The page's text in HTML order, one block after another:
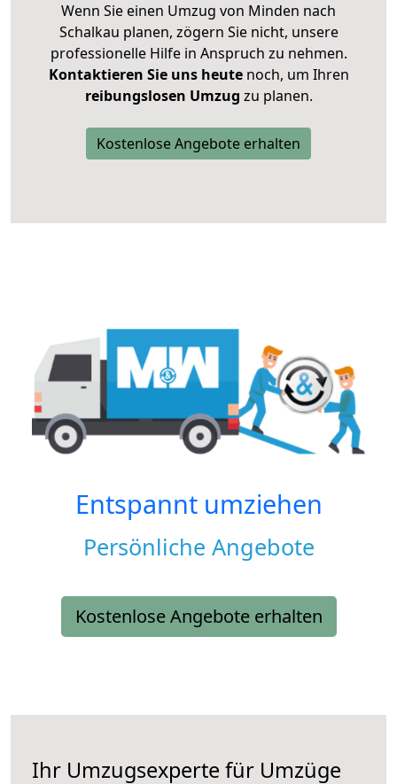
Wenn Sie einen Umzug von Minden nach
Schalkau planen, zögern Sie nicht, unsere
professionelle Hilfe in Anspruch zu nehmen.
Kontaktieren Sie uns heutenoch, um Ihren
reibungslosen Umzug zu planen.
Kostenlose Angebote erhalten
Entspannt umziehen
Persönliche Angebote
Kostenlose Angebote erhalten
Ihr Umzugsexperte für Umzüge